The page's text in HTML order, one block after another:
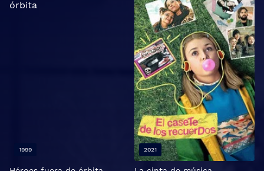
1999 2021